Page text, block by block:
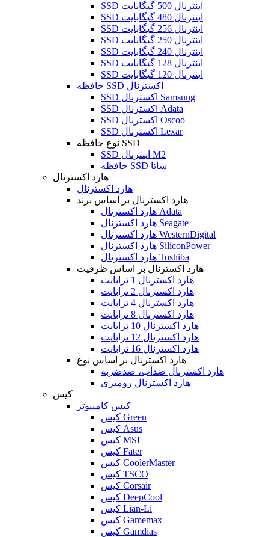
SSD اینترنال 500 گیگابایت
SSD اینترنال 480 گیگابایت
SSD اینترنال 256 گیگابایت
SSD اینترنال 250 گیگابایت
SSD اینترنال 240 گیگابایت
SSD اینترنال 128 گیگابایت
SSD اینترنال 120 گیگابایت
حافظه SSD اکسترنال
SSD اکسترنال Samsung
SSD اکسترنال Adata
SSD اکسترنال Oscoo
SSD اکسترنال Lexar
نوع حافظه SSD
SSD اینترنال M2
حافظه SSD ساتا
هارد اکسترنال
هارد اکسترنال
هارد اکسترنال بر اساس برند
هارد اکسترنال Adata
هارد اکسترنال Seagate
هارد اکسترنال WesternDigital
هارد اکسترنال SiliconPower
هارد اکسترنال Toshiba
هارد اکسترنال بر اساس ظرفیت
هارد اکسترنال 1 ترابایت
هارد اکسترنال 2 ترابایت
هارد اکسترنال 4 ترابایت
هارد اکسترنال 8 ترابایت
هارد اکسترنال 10 ترابایت
هارد اکسترنال 12 ترابایت
هارد اکسترنال 16 ترابایت
هارد اکسترنال بر اساس نوع
هارد اکسترنال ضدآب، ضدضربه
هارد اکسترنال رومیزی
کیس
کیس کامپیوتر
کیس Green
کیس Asus
کیس MSI
کیس Fater
کیس CoolerMaster
کیس TSCO
کیس Corsair
کیس DeepCool
کیس Lian-Li
کیس Gamemax
کیس Gamdias